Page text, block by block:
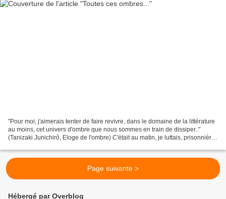
"Pour moi, j'aimerais tenter de faire revivre, dans le domaine de la littérature
au moins, cet univers d'ombre que nous sommes en train de dissiper.."
(Tanizaki Junichirô, Eloge de l'ombre) C'était au matin, je luttais, prisonnière
Page suivante >
Hébergé par Overblog